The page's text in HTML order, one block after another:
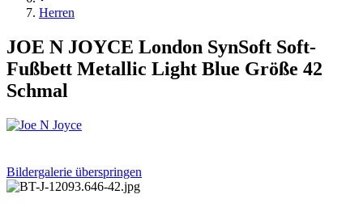
Herren
JOE N JOYCE London SynSoft Soft-
Fußbett Metallic Light Blue Größe 42
Schmal
Bildergalerie überspringen